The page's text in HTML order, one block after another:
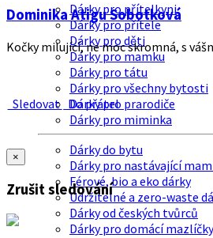
Dárky pro přítelkyni
Dárky pro přítele
Dárky pro děti
Dárky pro mamku
Dárky pro tátu
Dárky pro všechny bytosti
Dárky pro prarodiče
Dárky pro miminka
Dárky do bytu
Dárky pro nastávající
Férové, bio a eko dárky
Udržitelné a zero-waste
Dárky od českých tvůrců
Dárky pro domácí mazlíčky
Dominika Atigu Sobotková
Kočky milující, ne moc skromná, s
Sledovat Do přátel
×
Zrušit sledování